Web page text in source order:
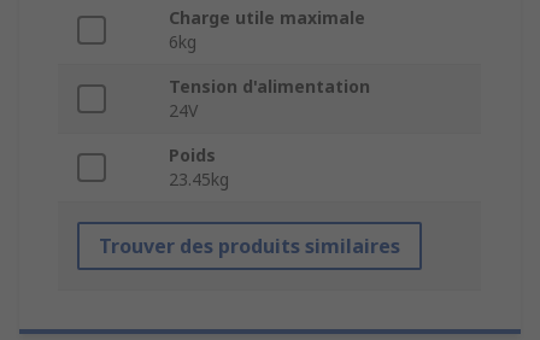
Charge utile maximale
6kg
Tension d'alimentation
24V
Poids
23.45kg
Trouver des produits similaires